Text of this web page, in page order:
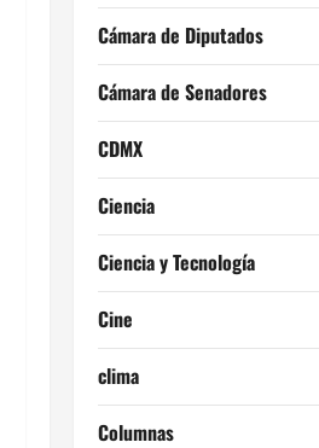
Cámara de Diputados
Cámara de Senadores
CDMX
Ciencia
Ciencia y Tecnología
Cine
clima
Columnas